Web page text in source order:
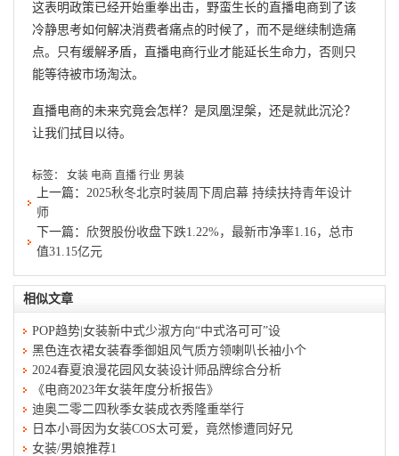
这表明政策已经开始重拳出击，野蛮生长的直播电商到了该
冷静思考如何解决消费者痛点的时候了，而不是继续制造痛
点。只有缓解矛盾，直播电商行业才能延长生命力，否则只
能等待被市场淘汰。
直播电商的未来究竟会怎样？是凤凰涅槃，还是就此沉沦？
让我们拭目以待。
标签： 女装 电商 直播 行业 男装
上一篇： 2025秋冬北京时装周下周启幕 持续扶持青年设计
师
下一篇： 欣贺股份收盘下跌1.22%，最新市净率1.16，总市
值31.15亿元
相似文章
POP趋势|女装新中式少淑方向“中式洛可可”设
黑色连衣裙女装春季御姐风气质方领喇叭长袖小个
2024春夏浪漫花园风女装设计师品牌综合分析
《电商2023年女装年度分析报告》
迪奥二零二四秋季女装成衣秀隆重举行
日本小哥因为女装COS太可爱，竟然惨遭同好兄
女装/男娘推荐1